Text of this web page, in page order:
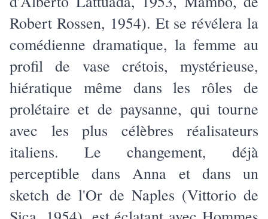
Robert Rossen, 1954). Et se révélera la
comédienne dramatique, la femme au
profil de vase crétois, mystérieuse,
hiératique même dans les rôles de
prolétaire et de paysanne, qui tourne
avec les plus célèbres réalisateurs
italiens. Le changement, déjà
perceptible dans Anna et dans un
sketch de l'Or de Naples (Vittorio de